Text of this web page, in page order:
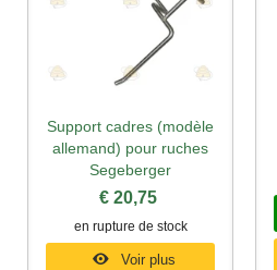
Support cadres (modèle
allemand) pour ruches
Segeberger
€ 20,75
en rupture de stock
Voir plus